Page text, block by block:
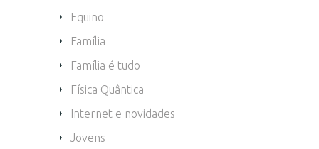
Equino
Família
Família é tudo
Física Quântica
Internet e novidades
Jovens